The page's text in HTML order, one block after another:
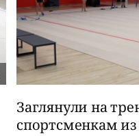
Заглянули на
спортсменкам из